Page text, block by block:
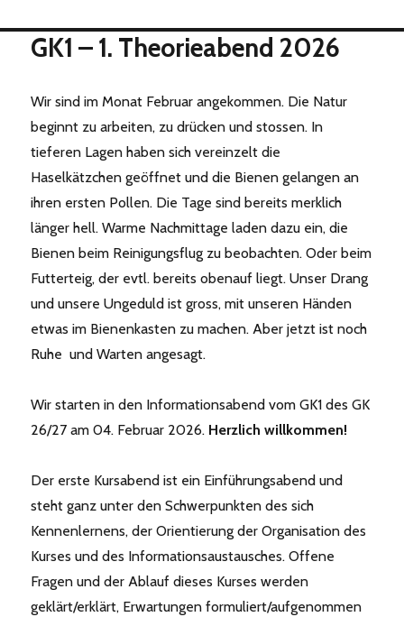
Theorieabend
GK1 – 1. Theorieabend 2026
Wir sind im Monat Februar angekommen. Die Natur
beginnt zu arbeiten, zu drücken und stossen. In
tieferen Lagen haben sich vereinzelt die
Haselkätzchen geöffnet und die Bienen gelangen an
ihren ersten Pollen. Die Tage sind bereits merklich
länger hell. Warme Nachmittage laden dazu ein, die
Bienen beim Reinigungsflug zu beobachten. Oder beim
Futterteig, der evtl. bereits obenauf liegt. Unser Drang
und unsere Ungeduld ist gross, mit unseren Händen
etwas im Bienenkasten zu machen. Aber jetzt ist noch
Ruhe und Warten angesagt.
Wir starten in den Informationsabend vom GK1 des GK
26/27 am 04. Februar 2026. Herzlich willkommen!
Der erste Kursabend ist ein Einführungsabend und
steht ganz unter den Schwerpunkten des sich
Kennenlernens, der Orientierung der Organisation des
Kurses und des Informationsaustausches. Offene
Fragen und der Ablauf dieses Kurses werden
geklärt/erklärt, Erwartungen formuliert/aufgenommen